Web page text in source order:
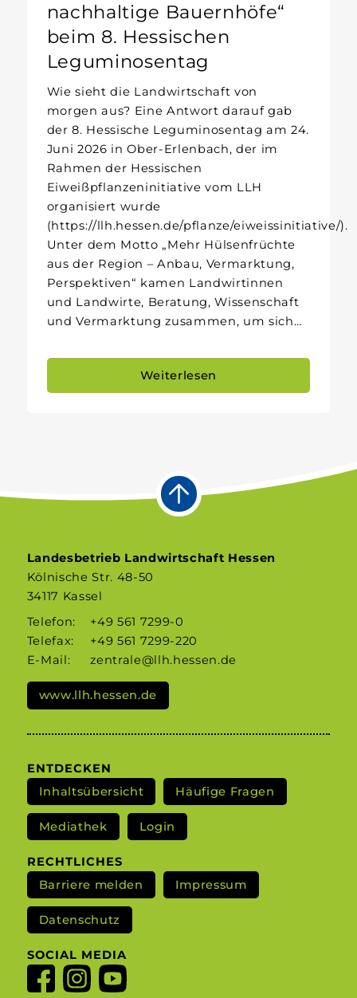
nachhaltige Bauernhöfe“
beim 8. Hessischen
Leguminosentag
Wie sieht die Landwirtschaft von
morgen aus? Eine Antwort darauf gab
der 8. Hessische Leguminosentag am 24.
Juni 2026 in Ober-Erlenbach, der im
Rahmen der Hessischen
Eiweißpflanzeninitiative vom LLH
organisiert wurde
(https://llh.hessen.de/pflanze/eiweissinitiative/).
Unter dem Motto „Mehr Hülsenfrüchte
aus der Region – Anbau, Vermarktung,
Perspektiven“ kamen Landwirtinnen
und Landwirte, Beratung, Wissenschaft
und Vermarktung zusammen, um sich…
Weiterlesen
Landesbetrieb Landwirtschaft Hessen
Kölnische Str. 48-50
34117 Kassel
Telefon:
+49 561 7299-0
Telefax:
+49 561 7299-220
E-Mail:
zentrale@llh.hessen.de
www.llh.hessen.de
ENTDECKEN
Inhaltsübersicht
Häufige Fragen
Mediathek Login
RECHTLICHES
Barriere melden
Impressum
Datenschutz
SOCIAL MEDIA